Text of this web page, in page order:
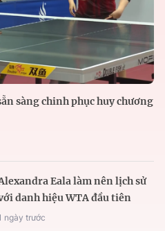
sàng chinh phục huy chương
Eala làm nên lịch sử
danh hiệu WTA đầu tiên
ngày trước